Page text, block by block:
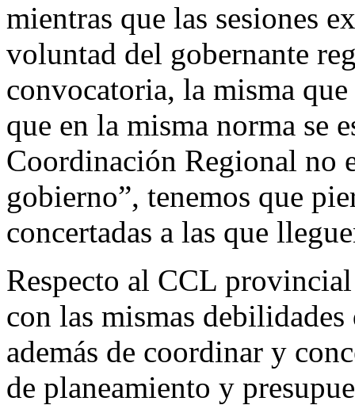
mientras que las sesiones
voluntad del gobernante
convocatoria, la misma
que en la misma norma se
Coordinación Regional no
gobierno”, tenemos que
concertadas a las que
Respecto al CCL
con las mismas
además de coordinar y
de planeamiento y